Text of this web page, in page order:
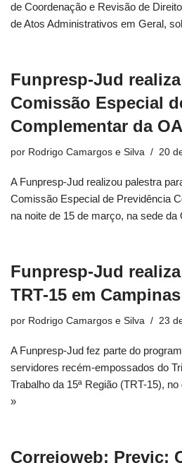
de Coordenação e Revisão de
de Atos Administrativos em Geral,
Funpresp-Jud
Comissão Especial
Complementar da
por Rodrigo Camargos e Silva 20
A Funpresp-Jud realizou palestra
Comissão Especial de Previdência
na noite de 15 de março, na sede
Funpresp-Jud
TRT-15 em Campinas
por Rodrigo Camargos e Silva 23
A Funpresp-Jud fez parte do
servidores recém-empossados do
Trabalho da 15ª Região (TRT-15),
»
Correioweb: Previc: